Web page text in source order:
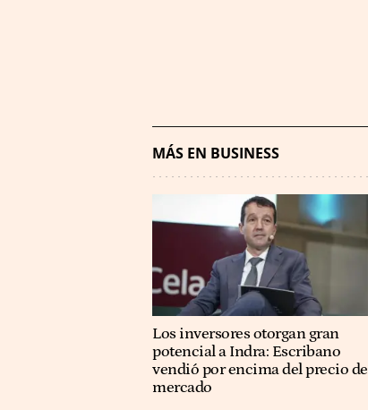
MÁS EN BUSINESS
Los inversores otorgan gran
potencial a Indra: Escribano
vendió por encima del precio de
mercado